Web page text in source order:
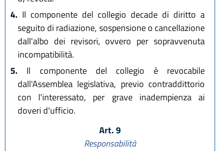
4. Il componente del collegio decade di diritto a
seguito di radiazione, sospensione o cancellazione
dall'albo dei revisori, ovvero per sopravvenuta
incompatibilità.
5. Il componente del collegio è revocabile
dall'Assemblea legislativa, previo contraddittorio
con l'interessato, per grave inadempienza ai
doveri d'ufficio.
Art. 9
Responsabilità